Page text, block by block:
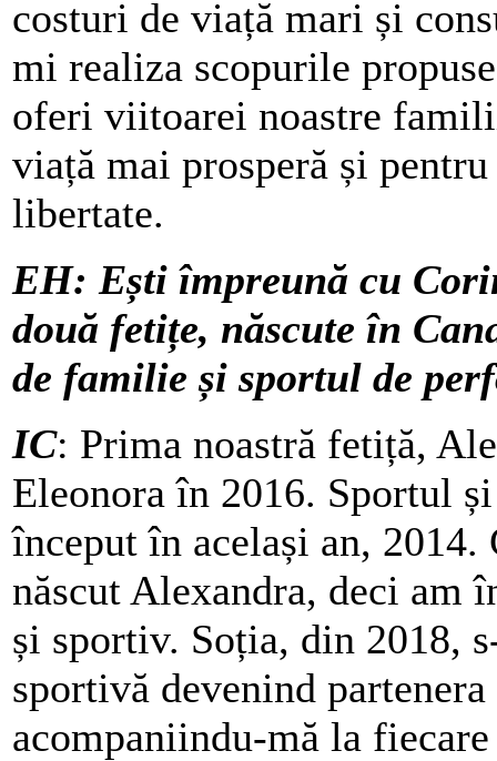
costuri de viață mari și
mi realiza scopurile
oferi viitoarei noastre
viață mai prosperă și
libertate.
EH: Ești împreună cu
două fetițe, născute în
de familie și sportul de
IC: Prima noastră fetiță,
Eleonora în 2016. Sportul
început în același an, 2014.
născut Alexandra, deci am
și sportiv. Soția, din 2018,
sportivă devenind
acompaniindu-mă la